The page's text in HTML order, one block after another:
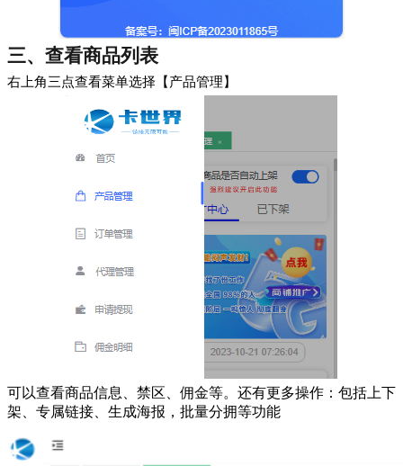
三、查看商品列表
右上角三点查看菜单选择【产品管理】
可以查看商品信息、禁区、佣金等。还有更多操作：包括上下
架、专属链接、生成海报，批量分拥等功能